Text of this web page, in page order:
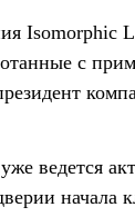
Isomorphic
с
ведется
начала